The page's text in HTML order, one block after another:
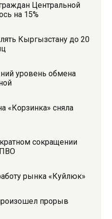
Центральной
на 15%
Кыргызстану до 20
уровень обмена
«Корзинка» сняла
сокращении
ПВО
рынка «Куйлюк»
прорыв